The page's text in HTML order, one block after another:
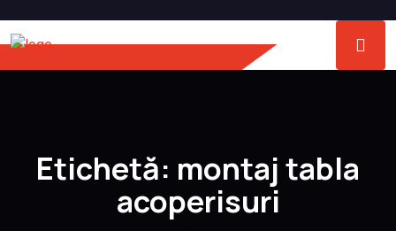
Etichetă: montaj tabla
acoperisuri